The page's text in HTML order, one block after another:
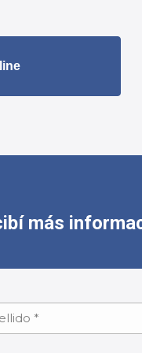
más